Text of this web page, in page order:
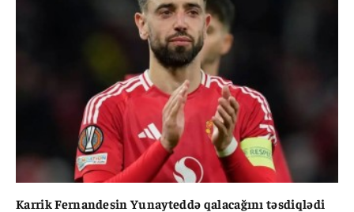
Karrik Fernandesin Yunayteddə qalacağını təsdiqlədi